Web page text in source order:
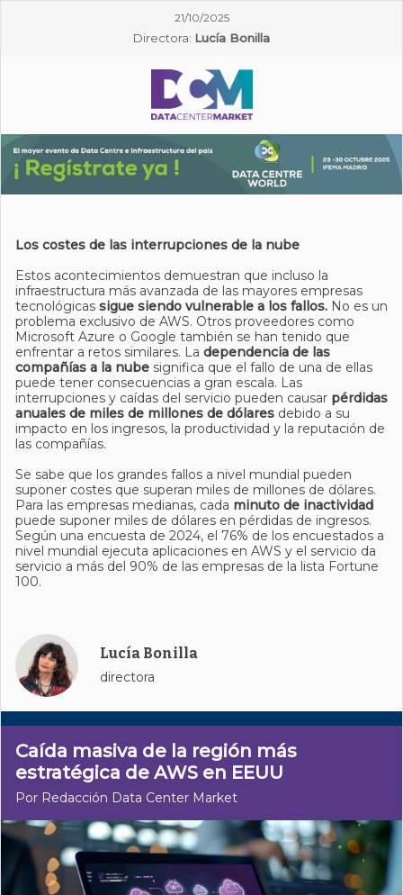
21/10/2025
Directora: Lucía Bonilla
Los costes de las interrupciones de la nube
Estos acontecimientos demuestran que incluso la
infraestructura más avanzada de las mayores empresas
tecnológicas sigue siendo vulnerable a los fallos. No es un
problema exclusivo de AWS. Otros proveedores como
Microsoft Azure o Google también se han tenido que
enfrentar a retos similares. La dependencia de las
compañías a la nube significa que el fallo de una de ellas
puede tener consecuencias a gran escala. Las
interrupciones y caídas del servicio pueden causar pérdidas
anuales de miles de millones de dólares debido a su
impacto en los ingresos, la productividad y la reputación de
las compañías.
Se sabe que los grandes fallos a nivel mundial pueden
suponer costes que superan miles de millones de dólares.
Para las empresas medianas, cada minuto de inactividad
puede suponer miles de dólares en pérdidas de ingresos.
Según una encuesta de 2024, el 76% de los encuestados a
nivel mundial ejecuta aplicaciones en AWS y el servicio da
servicio a más del 90% de las empresas de la lista Fortune
100.
Lucía Bonilla
directora
Caída masiva de la región más
estratégica de AWS en EEUU
Por Redacción Data Center Market